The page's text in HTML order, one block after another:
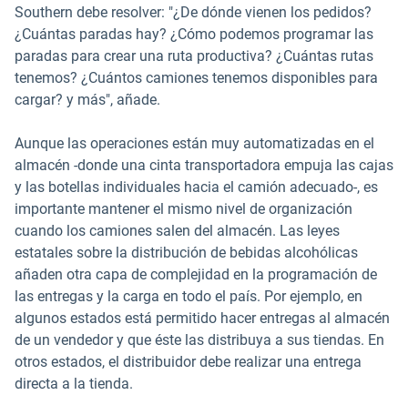
Southern debe resolver: "¿De dónde vienen los pedidos?
¿Cuántas paradas hay? ¿Cómo podemos programar las
paradas para crear una ruta productiva? ¿Cuántas rutas
tenemos? ¿Cuántos camiones tenemos disponibles para
cargar? y más", añade.
Aunque las operaciones están muy automatizadas en el
almacén -donde una cinta transportadora empuja las cajas
y las botellas individuales hacia el camión adecuado-, es
importante mantener el mismo nivel de organización
cuando los camiones salen del almacén. Las leyes
estatales sobre la distribución de bebidas alcohólicas
añaden otra capa de complejidad en la programación de
las entregas y la carga en todo el país. Por ejemplo, en
algunos estados está permitido hacer entregas al almacén
de un vendedor y que éste las distribuya a sus tiendas. En
otros estados, el distribuidor debe realizar una entrega
directa a la tienda.